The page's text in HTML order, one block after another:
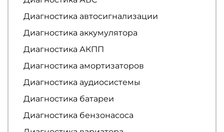
Диагностика автосигнализации
Диагностика аккумулятора
Диагностика АКПП
Диагностика амортизаторов
Диагностика аудиосистемы
Диагностика батареи
Диагностика бензонасоса